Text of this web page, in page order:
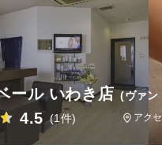
ール いわき店 (ヴァン
4.5 (1件) アク